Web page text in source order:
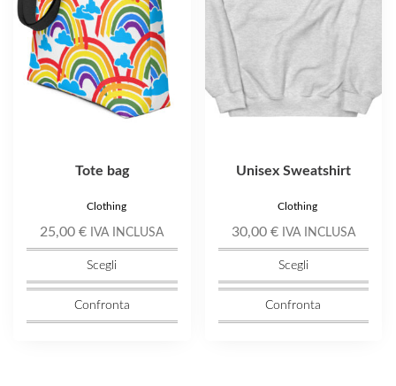
Tote bag
Clothing
25,00€ IVA INCLUSA
Scegli
opzioni
possono
essere
scelte
Confronta
Unisex Sweatshirt
Clothing
30,00 € IVA INCLUSA
Scegli
opzioni
possono
essere
nella
pagina
Confronta